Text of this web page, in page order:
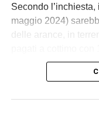
Secondo
maggio 2024)
delle arance, in
palesemente
contrattuali. Un